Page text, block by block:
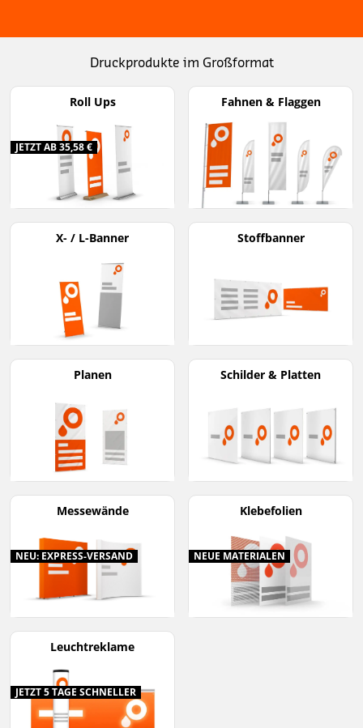
Druckprodukte im Großformat
Roll Ups
JETZT AB 35,58 €
Fahnen & Flaggen
X- / L-Banner Stoffbanner
Planen Schilder & Platten
Messewände
NEU: EXPRESS-VERSAND
Klebefolien
NEUE MATERIALEN
Leuchtreklame
JETZT 5 TAGE SCHNELLER